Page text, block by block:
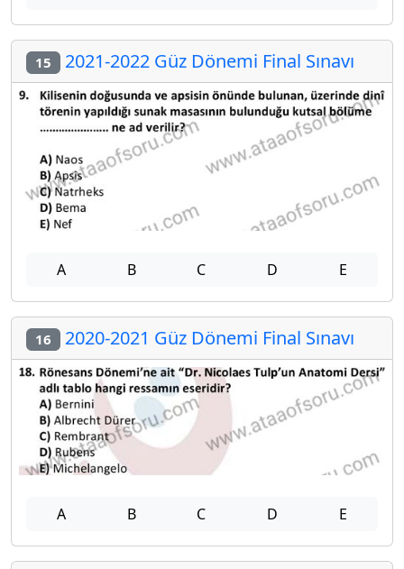
15 2021-2022 Güz Dönemi Final Sınavı
A B C D E
16 2020-2021 Güz Dönemi Final Sınavı
A B C D E